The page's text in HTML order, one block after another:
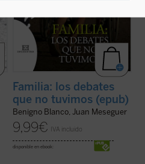
Familia: los debates
que no tuvimos (epub)
Benigno Blanco, Juan Meseguer
9,99€ IVA incluido
disponible en ebook: